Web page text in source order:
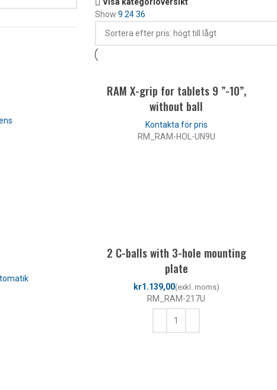
Visa kategoriöversikt
Show 9 2436
RAM X-grip for tablets 9 ”-10”,
without ball
RM_RAM-HOL-UN9U
2 C-balls with 3-hole mounting
plate
kr
RM_RAM-217U